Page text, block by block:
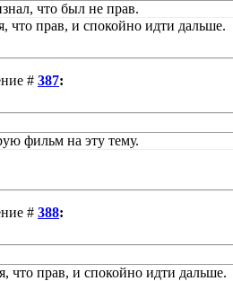
что был не прав.
что прав, и спокойно идти дальше.
# 387:
фильм на эту тему.
# 388:
что прав, и спокойно идти дальше.